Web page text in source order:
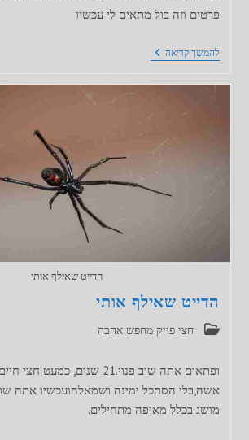
פרטים וזה בול מתאים לי עכשיו
להמשך קריאהטינדר
ראשונה
הדייט שאילף אותי
הדייט שאילף אותי
קטגוריה:חצי פייק מחפש אהבה
ופתאום אתה שוב פנוי.21 שנים,
אשה,בלי הסתכל ימינה ושמאלהועכשיו אתה
מושג בכלל מאיפה מתחילים.